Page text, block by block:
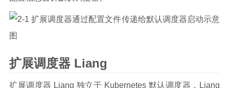
扩展调度器 Liang
扩展调度器 Liang 独立于 Kubernetes 默认调度器，Liang